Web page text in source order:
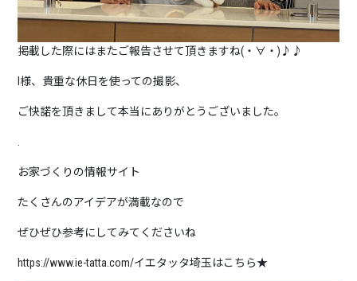
掲載した際にはまたご報告させて頂きますね(・∀・)♪♪
I様、貴重な休日を使っての撮影、
ご快諾を頂きまして本当にありがとうございました。
お家づくりの情報サイト
たくさんのアイデアが満載なので
ぜひぜひ参考にしてみてくださいね
https://www.ie-tatta.com/イエタッタ埼玉はこちら★